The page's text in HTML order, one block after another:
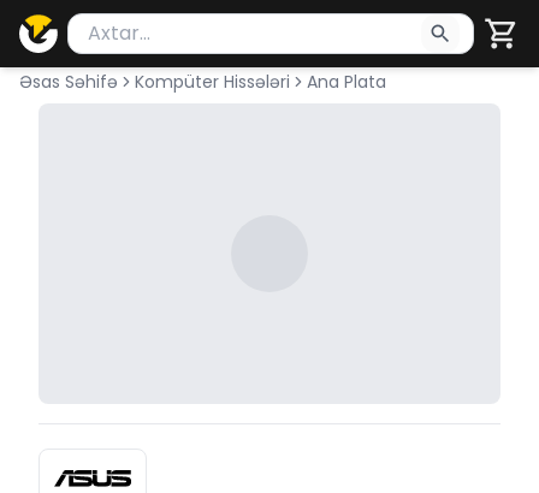
Məhsul axtar
Axtarış üçün ən azı 2 simvol yazın. Göndərmək
Əsas Səhifə Kompüter Hissələri Ana Plata